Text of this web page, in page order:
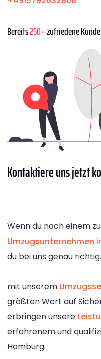
Bereits250+zufriedene
Kontaktiereuns jetzt
Wenn du nach einem
Umzugsunternehmen
du bei uns genau richtig.
mit unserem
größten Wert auf
erbringen unsere
erfahrenem und
Hamburg.